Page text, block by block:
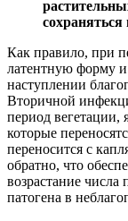
сохраняться
Как правило, при
латентную форму и
наступлении
Вторичной
период вегетации,
которые
переносится с
обратно, что
возрастание
патогена в